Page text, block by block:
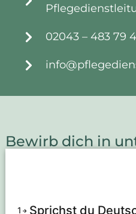
02043 – 483 79
Bewirb dich in
1 Sprichst du